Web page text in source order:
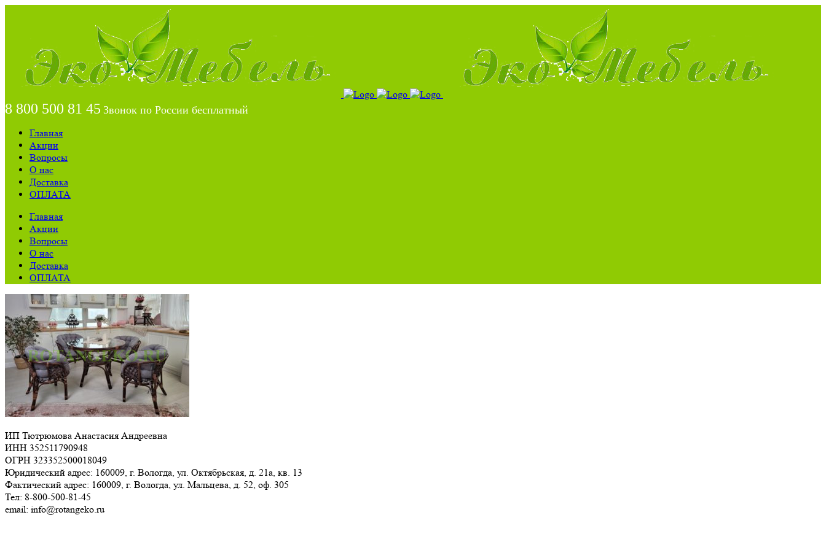
8 800 500 81 45 Звонок по России бесплатный
Главная
Акции
Вопросы
О нас
Доставка
ОПЛАТА
Главная
Акции
Вопросы
О нас
Доставка
ОПЛАТА
ИП Тютрюмова Анастасия Андреевна
ИНН 352511790948
ОГРН 323352500018049
Юридический адрес: 160009, г. Вологда, ул. Октябрьская, д. 21а, кв. 13
Фактический адрес: 160009, г. Вологда, ул. Мальцева, д. 52, оф. 305
Тел: 8-800-500-81-45
email: info@rotangeko.ru